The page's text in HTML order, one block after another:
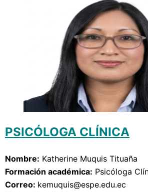
PSICÓLOGA CLÍNICA
Nombre: Katherine Muquis Tituaña
Formación académica: Psicóloga
Correo: kemuquis@espe.edu.ec